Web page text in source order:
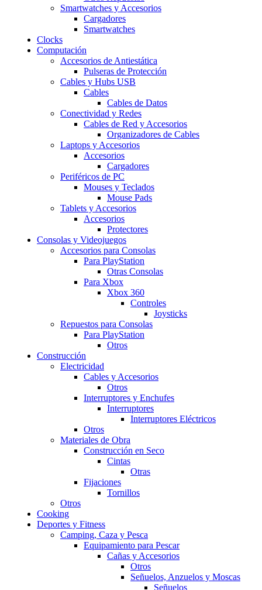
Smartwatches y Accesorios
Cargadores
Smartwatches
Clocks
Computación
Accesorios de Antiestática
Pulseras de Protección
Cables y Hubs USB
Cables
Cables de Datos
Conectividad y Redes
Cables de Red y Accesorios
Organizadores de Cables
Laptops y Accesorios
Accesorios
Cargadores
Periféricos de PC
Mouses y Teclados
Mouse Pads
Tablets y Accesorios
Accesorios
Protectores
Consolas y Videojuegos
Accesorios para Consolas
Para PlayStation
Otras Consolas
Para Xbox
Xbox 360
Controles
Joysticks
Repuestos para Consolas
Para PlayStation
Otros
Construcción
Electricidad
Cables y Accesorios
Otros
Interruptores y Enchufes
Interruptores
Interruptores Eléctricos
Otros
Materiales de Obra
Construcción en Seco
Cintas
Otras
Fijaciones
Tornillos
Otros
Cooking
Deportes y Fitness
Camping, Caza y Pesca
Equipamiento para Pescar
Cañas y Accesorios
Otros
Señuelos, Anzuelos y Moscas
Señuelos